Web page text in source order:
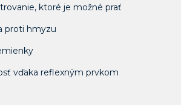
ktoré je možné prať
proti hmyzu
vďaka reflexným prvkom